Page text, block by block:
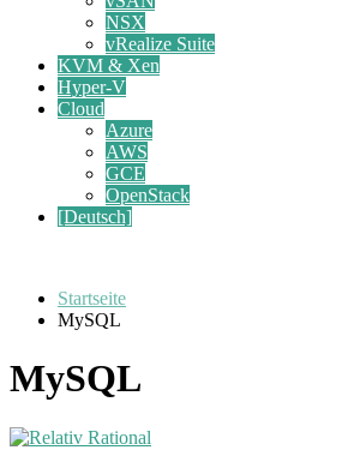
NSX
vRealize Suite
KVM & Xen
Hyper-V
Cloud
Azure
AWS
GCE
OpenStack
[Deutsch]
Startseite
MySQL
MySQL